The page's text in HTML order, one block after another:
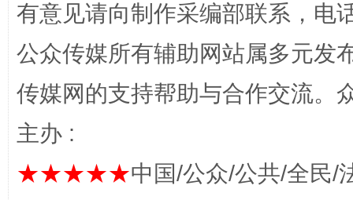
完善运行机制助力责任有效落实 一纸欠
有意见请向制作采编部联系，电
公众传媒所有辅助网站属多元发
传媒网的支持帮助与合作交流。
主办 :
★★★★★中国/公众/公共/全民/